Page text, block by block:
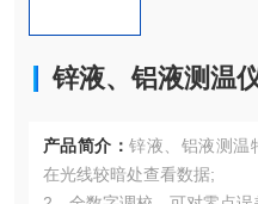
锌液、铝液测温
产品简介： 锌液、铝液测温
在光线较暗处查看数据;